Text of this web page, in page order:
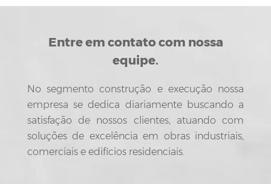
Entre em contato com nossa
equipe.
No segmento construção e execução nossa
empresa se dedica diariamente buscando a
satisfação de nossos clientes, atuando com
soluções de excelência em obras industriais,
comerciais e edifícios residenciais.